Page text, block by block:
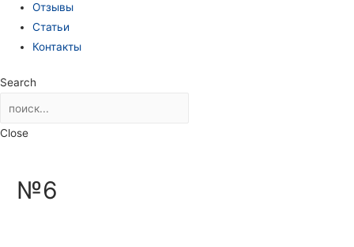
Отзывы
Статьи
Контакты
Search
Close
№6